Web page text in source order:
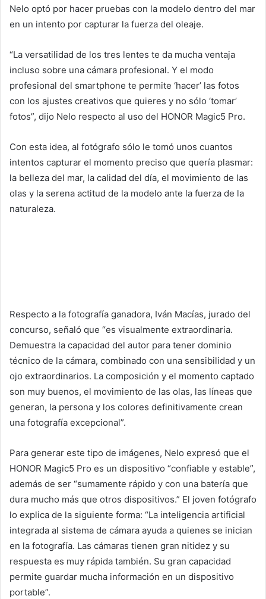
Nelo optó por hacer pruebas con la modelo dentro del mar
en un intento por capturar la fuerza del oleaje.
“La versatilidad de los tres lentes te da mucha ventaja
incluso sobre una cámara profesional. Y el modo
profesional del smartphone te permite ‘hacer’ las fotos
con los ajustes creativos que quieres y no sólo ‘tomar’
fotos”, dijo Nelo respecto al uso del HONOR Magic5 Pro.
Con esta idea, al fotógrafo sólo le tomó unos cuantos
intentos capturar el momento preciso que quería plasmar:
la belleza del mar, la calidad del día, el movimiento de las
olas y la serena actitud de la modelo ante la fuerza de la
naturaleza.
Respecto a la fotografía ganadora, Iván Macías, jurado del
concurso, señaló que “es visualmente extraordinaria.
Demuestra la capacidad del autor para tener dominio
técnico de la cámara, combinado con una sensibilidad y un
ojo extraordinarios. La composición y el momento captado
son muy buenos, el movimiento de las olas, las líneas que
generan, la persona y los colores definitivamente crean
una fotografía excepcional”.
Para generar este tipo de imágenes, Nelo expresó que el
HONOR Magic5 Pro es un dispositivo “confiable y estable”,
además de ser “sumamente rápido y con una batería que
dura mucho más que otros dispositivos.” El joven fotógrafo
lo explica de la siguiente forma: “La inteligencia artificial
integrada al sistema de cámara ayuda a quienes se inician
en la fotografía. Las cámaras tienen gran nitidez y su
respuesta es muy rápida también. Su gran capacidad
permite guardar mucha información en un dispositivo
portable”.